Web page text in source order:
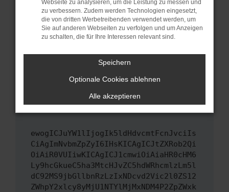
Veraltete Software birgt nicht nur ein
Sicherheitsrisiko, sondern kann auch dazu
führen, dass bestimmte Funktionen nicht mehr
unterstützt werden.
Wende dich an den Webseitenbetreiber.
Wenn du alle oben genannten Schritte versucht
hast, kontaktiere uns bitte. Wir werden
versuchen, das Problem zu beheben. Du kannst
uns diesen Text schicken, um uns bei der
ewogICJuYW1lIjogIk5ldHdvcmtFcnJvciIs
CiAgImNvbmZpZyI6IHsKICAgICJtZXRob2Qi
OiAiR0VUIiwKICAgICJ1cmwiOiAiaHR0cHM6
Ly9hcGkueC5ha3MtcHJvZC5hdWRhcmlzLm5l
dC92MS9jbGllbnRzLzIxNDcvd2Vic2l0ZS12
ZWhpY2xlcy8yMjU1NTYlMjMxNDM4P2ZpZWxk
Webseite zu analysieren, um die Leistung zu messen und
zu verbessern. Zudem werden Technologien eingesetzt,
die von dritten Werbetreibenden verwendet werden, um
Sie auf anderen Webseiten zu verfolgen und um Anzeigen
zu schalten, die für Ihre Interessen relevant sind.
Speichern
Optionale Cookies ablehnen
Alle akzeptieren